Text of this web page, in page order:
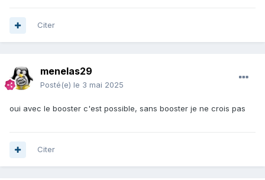
Citer
menelas29
Posté(e) le 3 mai 2025
oui avec le booster c'est possible, sans booster je ne crois pas
Citer